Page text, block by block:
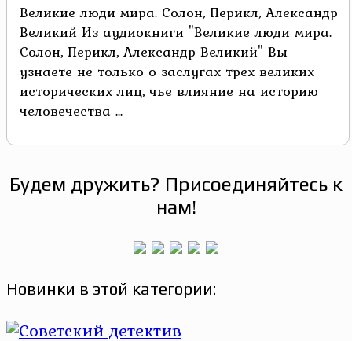
Великие люди мира. Солон, Перикл, Александр
Великий Из аудиокниги "Великие люди мира.
Солон, Перикл, Александр Великий" Вы
узнаете не только о заслугах трех великих
исторических лиц, чье влияние на историю
человечества ...
Будем дружить? Присоединяйтесь к
нам!
Новинки в этой категории: